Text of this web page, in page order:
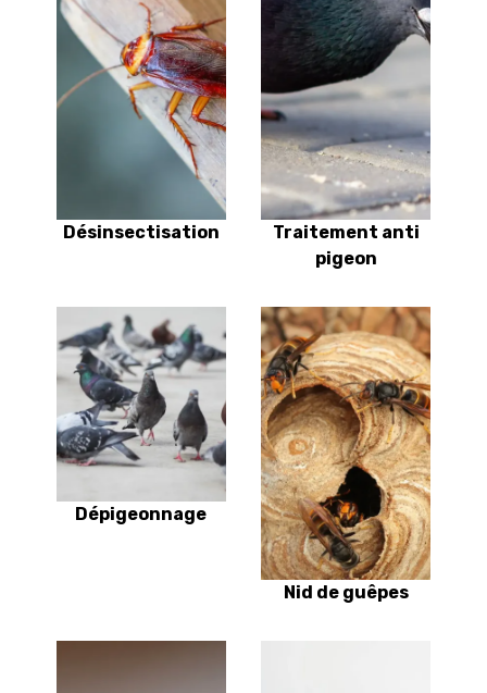
Désinsectisation
Traitement anti
pigeon
Dépigeonnage
Nid de guêpes